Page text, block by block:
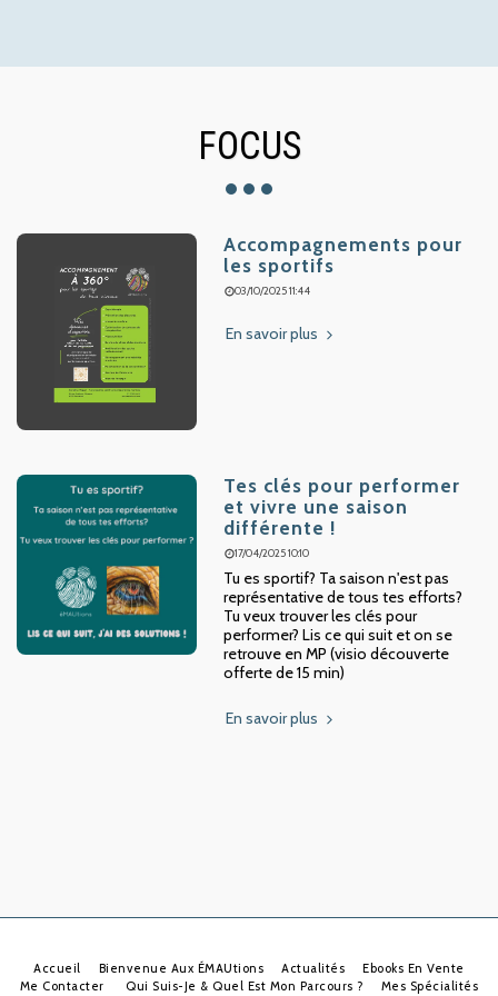
FOCUS
Accompagnements pour
les sportifs
03/10/2025 11:44
En savoir plus
Tes clés pour performer
et vivre une saison
différente !
17/04/2025 10:10
Tu es sportif? Ta saison n'est pas
représentative de tous tes efforts?
Tu veux trouver les clés pour
performer? Lis ce qui suit et on se
retrouve en MP (visio découverte
offerte de 15 min)
En savoir plus
Accueil Bienvenue Aux ÉMAUtions Actualités
Ebooks En Vente
Me Contacter
Qui Suis-Je & Quel Est Mon Parcours ? Mes Spécialités